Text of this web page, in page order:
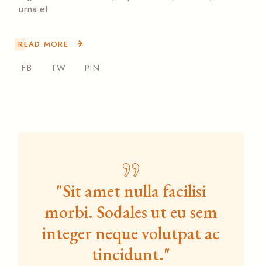
urna et
READ MORE
FB TW PIN
"Sit amet nulla facilisi
morbi. Sodales ut eu sem
integer neque volutpat ac
tincidunt."